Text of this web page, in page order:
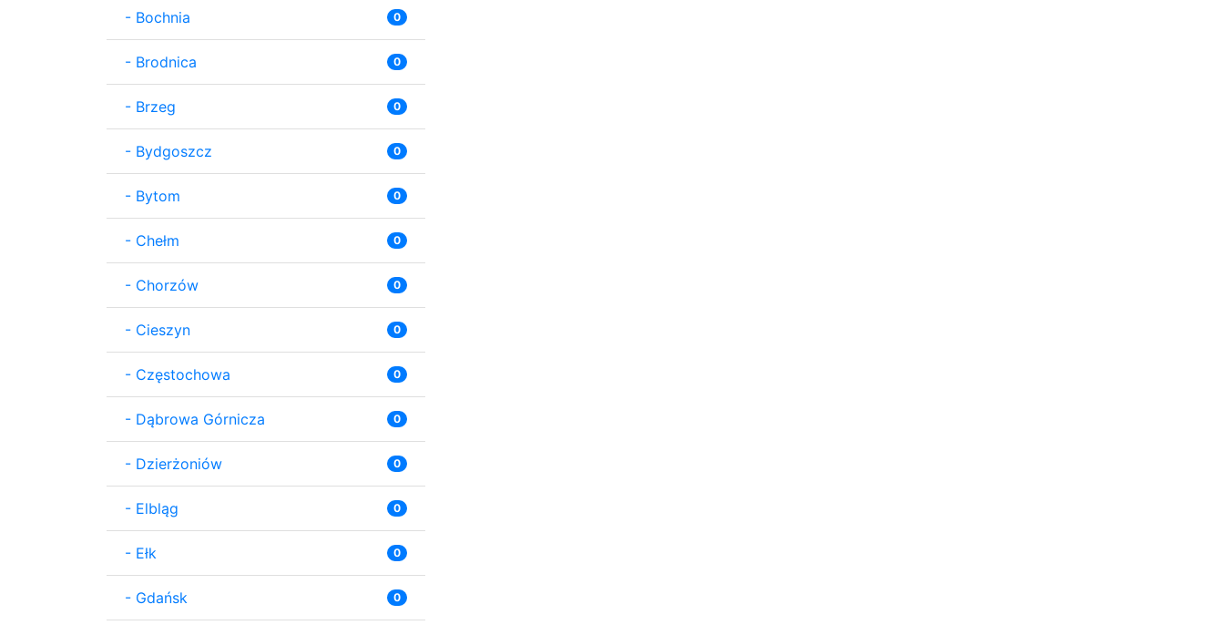
- Bochnia 0
- Brodnica 0
- Brzeg 0
- Bydgoszcz 0
- Bytom 0
- Chełm 0
- Chorzów 0
- Cieszyn 0
- Częstochowa 0
- Dąbrowa Górnicza 0
- Dzierżoniów 0
- Elbląg 0
- Ełk 0
- Gdańsk 0